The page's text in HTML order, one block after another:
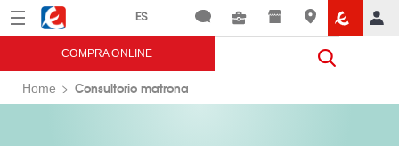
Menú Eroski
COMPRA ONLINE
Home Consultorio matrona